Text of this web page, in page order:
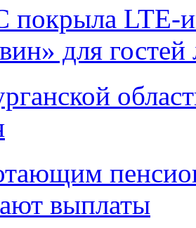
LTE-
для гостей
выплаты